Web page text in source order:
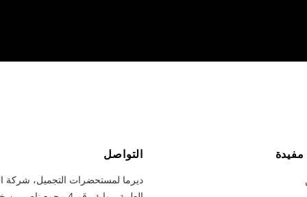
التواصل
ديرما لمستحضرات التجميل، شركة